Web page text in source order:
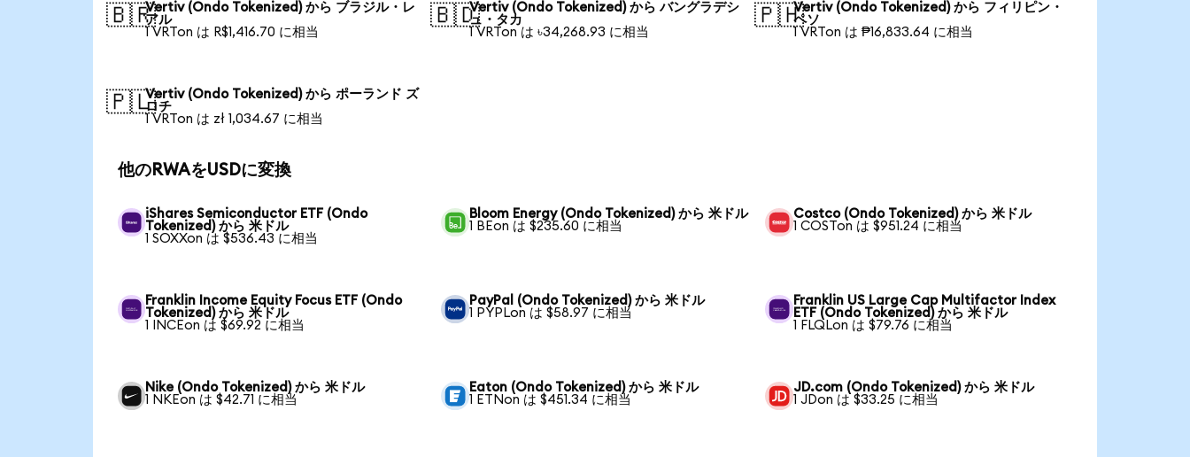
🇧🇷Vertiv (Ondo Tokenized) から ブラジル・レ
アル
1 VRTon は R$1,416.70 に相当
🇧🇩Vertiv (Ondo Tokenized) から バングラデシ
ュ・タカ
1 VRTon は ৳34,268.93 に相当
🇵🇭Vertiv (Ondo Tokenized) から フィリピン・
ペソ
1 VRTon は ₱16,833.64 に相当
🇵🇱Vertiv (Ondo Tokenized) から ポーランド ズ
ロチ
1 VRTon は zł 1,034.67 に相当
他のRWAをUSDに変換
iShares Semiconductor ETF (Ondo
Tokenized) から 米ドル
1 SOXXon は $536.43 に相当
Bloom Energy (Ondo Tokenized) から 米ドル
1 BEon は $235.60 に相当
Costco (Ondo Tokenized) から 米ドル
1 COSTon は $951.24 に相当
Franklin Income Equity Focus ETF (Ondo
Tokenized) から 米ドル
1 INCEon は $69.92 に相当
PayPal (Ondo Tokenized) から 米ドル
1 PYPLon は $58.97 に相当
Franklin US Large Cap Multifactor Index
ETF (Ondo Tokenized) から 米ドル
1 FLQLon は $79.76 に相当
Nike (Ondo Tokenized) から 米ドル
1 NKEon は $42.71 に相当
Eaton (Ondo Tokenized) から 米ドル
1 ETNon は $451.34 に相当
JD.com (Ondo Tokenized) から 米ドル
1 JDon は $33.25 に相当